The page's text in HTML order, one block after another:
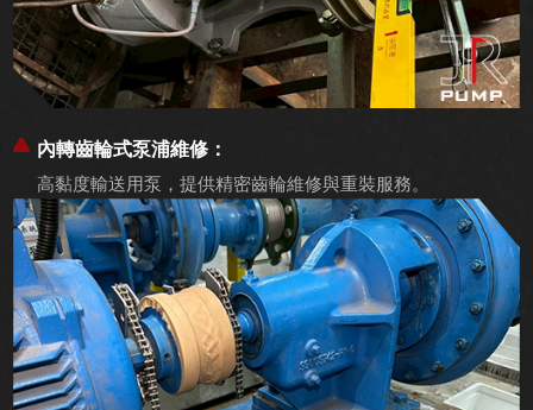
內轉齒輪式泵浦維修：
高黏度輸送用泵，提供精密齒輪維修與重裝服務。